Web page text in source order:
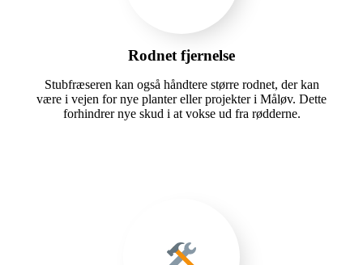
Rodnet fjernelse
Stubfræseren kan også håndtere større rodnet, der kan
være i vejen for nye planter eller projekter i Måløv. Dette
forhindrer nye skud i at vokse ud fra rødderne.